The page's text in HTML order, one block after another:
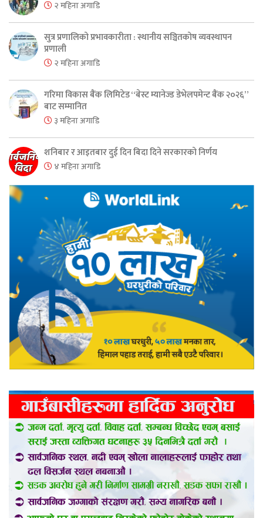
२ महिना अगाडि
सुत्र प्रणालिको प्रभावकारीता : स्थानीय सञ्चितकोष व्यवस्थापन
प्रणाली
२ महिना अगाडि
गरिमा विकास बैंक लिमिटेड “बेस्ट म्यानेज्ड डेभेलपमेन्ट बैंक २०२६”
बाट सम्मानित
३ महिना अगाडि
शनिबार र आइतबार दुई दिन बिदा दिने सरकारको निर्णय
४ महिना अगाडि